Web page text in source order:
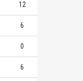
12
6
0
6